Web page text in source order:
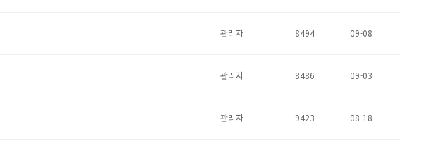
관리자 8494 09-08
관리자 8486 09-03
관리자 9423 08-18